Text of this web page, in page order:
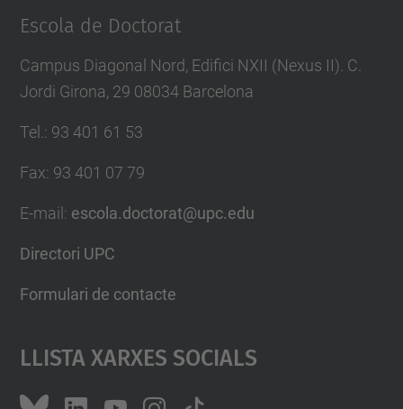
Escola de Doctorat
Campus Diagonal Nord, Edifici NXII (Nexus II). C.
Jordi Girona, 29 08034 Barcelona
Tel.: 93 401 61 53
Fax: 93 401 07 79
E-mail : escola.doctorat@upc.edu
Directori UPC
Formulari de contacte
Llista Xarxes Socials